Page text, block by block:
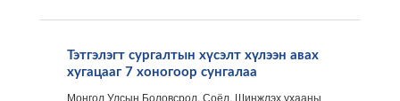
Тэтгэлэгт сургалтын хүсэлт хүлээн авах
хугацааг 7 хоногоор сунгалаа
Монгол Улсын Боловсрол, Соёл, Шинжлэх ухааны